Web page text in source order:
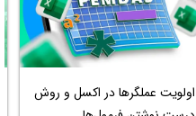
اولویت عملگرها در اکسل و روش